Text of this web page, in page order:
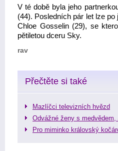
V té době byla jeho
(44). Posledních pár let lze
Chloe Gosselin (29), se
pětiletou dceru Sky.
rav
Přečtěte si také
Mazlíčci televizních hvězd
Odvážné ženy s
Pro miminko královský